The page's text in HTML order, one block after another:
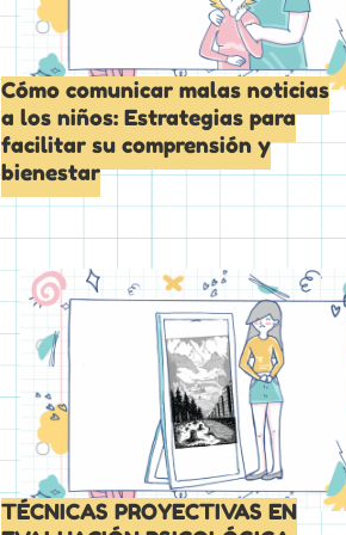
Cómo comunicar malas noticias
a los niños: Estrategias para
facilitar su comprensión y
bienestar
TÉCNICAS PROYECTIVAS EN